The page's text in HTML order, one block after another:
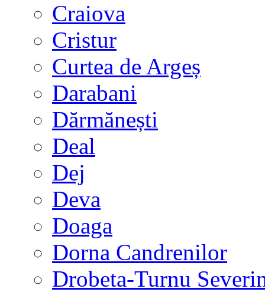
Craiova
Cristur
Curtea de Argeș
Darabani
Dărmănești
Deal
Dej
Deva
Doaga
Dorna Candrenilor
Drobeta-Turnu